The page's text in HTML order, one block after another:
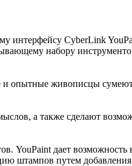
интерфейсу CyberLink
набору
опытные живописцы
а также сделают
YouPaint дает возможность
штампов путем